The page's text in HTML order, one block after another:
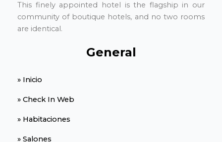
This finely appointed hotel is the flagship in our
community of boutique hotels, and no two rooms
are identical.
General
» Inicio
» Check In Web
» Habitaciones
» Salones